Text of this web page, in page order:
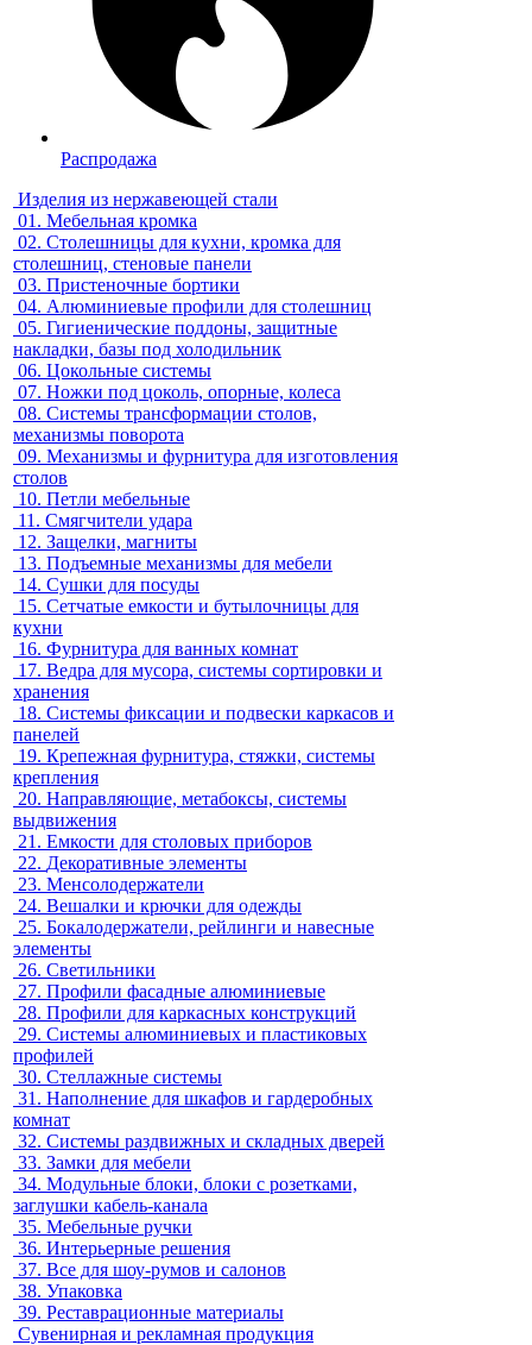
Распродажа
Изделия из нержавеющей стали
01. Мебельная кромка
02. Столешницы для кухни, кромка для
столешниц, стеновые панели
03. Пристеночные бортики
04. Алюминиевые профили для столешниц
05. Гигиенические поддоны, защитные
накладки, базы под холодильник
06. Цокольные системы
07. Ножки под цоколь, опорные, колеса
08. Системы трансформации столов,
механизмы поворота
09. Механизмы и фурнитура для изготовления
столов
10. Петли мебельные
11. Смягчители удара
12. Защелки, магниты
13. Подъемные механизмы для мебели
14. Сушки для посуды
15. Сетчатые емкости и бутылочницы для
кухни
16. Фурнитура для ванных комнат
17. Ведра для мусора, системы сортировки и
хранения
18. Системы фиксации и подвески каркасов и
панелей
19. Крепежная фурнитура, стяжки, системы
крепления
20. Направляющие, метабоксы, системы
выдвижения
21. Емкости для столовых приборов
22. Декоративные элементы
23. Менсолодержатели
24. Вешалки и крючки для одежды
25. Бокалодержатели, рейлинги и навесные
элементы
26. Светильники
27. Профили фасадные алюминиевые
28. Профили для каркасных конструкций
29. Системы алюминиевых и пластиковых
профилей
30. Стеллажные системы
31. Наполнение для шкафов и гардеробных
комнат
32. Системы раздвижных и складных дверей
33. Замки для мебели
34. Модульные блоки, блоки с розетками,
заглушки кабель-канала
35. Мебельные ручки
36. Интерьерные решения
37. Все для шоу-румов и салонов
38. Упаковка
39. Реставрационные материалы
Сувенирная и рекламная продукция